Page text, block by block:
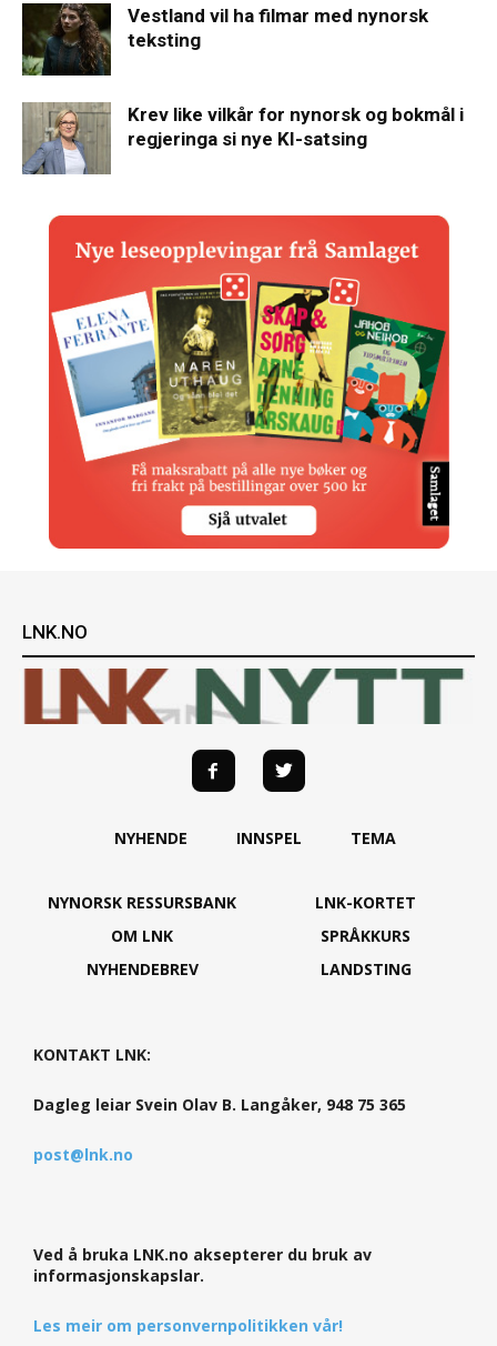
Vestland vil ha filmar med nynorsk
teksting
Krev like vilkår for nynorsk og bokmål i
regjeringa si nye KI-satsing
LNK.NO
NYHENDE INNSPEL TEMA
NYNORSK RESSURSBANK
OM LNK
NYHENDEBREV
LNK-KORTET
SPRÅKKURS
LANDSTING
KONTAKT LNK:
Dagleg leiar Svein Olav B. Langåker, 948 75 365
post@lnk.no
Ved å bruka LNK.no aksepterer du bruk av
informasjonskapslar.
Les meir om personvernpolitikken vår!